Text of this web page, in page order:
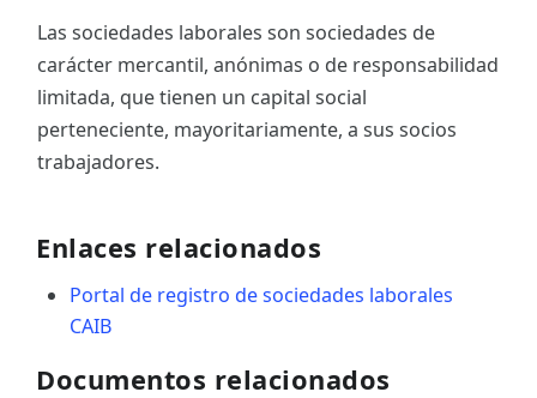
Las sociedades laborales son sociedades de
carácter mercantil, anónimas o de responsabilidad
limitada, que tienen un capital social
perteneciente, mayoritariamente, a sus socios
trabajadores.
Enlaces relacionados
Portal de registro de sociedades laborales
CAIB
Documentos relacionados